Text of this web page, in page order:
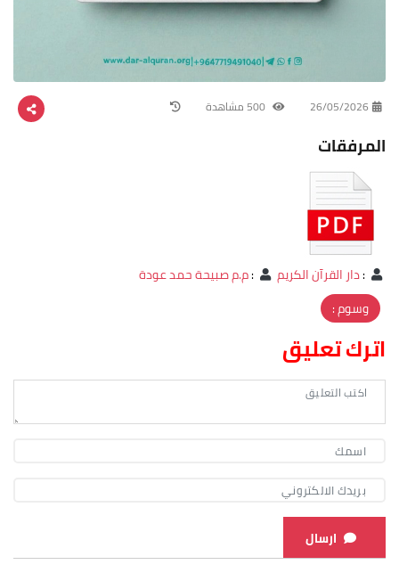
26/05/2026
المرفقات
:دار القرآن الكريم :م.م صبيحة حمد عودة
وسوم :
اترك تعليق
ارسال